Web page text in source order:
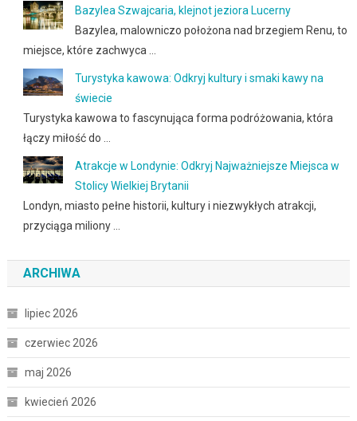
Bazylea Szwajcaria, klejnot jeziora Lucerny
Bazylea, malowniczo położona nad brzegiem Renu, to
miejsce, które zachwyca …
Turystyka kawowa: Odkryj kultury i smaki kawy na
świecie
Turystyka kawowa to fascynująca forma podróżowania, która
łączy miłość do …
Atrakcje w Londynie: Odkryj Najważniejsze Miejsca w
Stolicy Wielkiej Brytanii
Londyn, miasto pełne historii, kultury i niezwykłych atrakcji,
przyciąga miliony …
ARCHIWA
lipiec 2026
czerwiec 2026
maj 2026
kwiecień 2026